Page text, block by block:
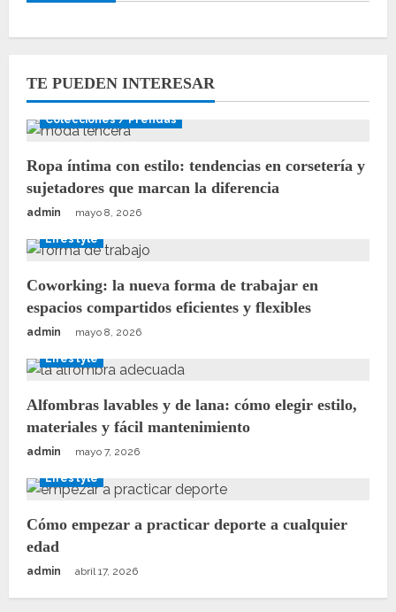
TE PUEDEN INTERESAR
Colecciones / Prendas
Ropa íntima con estilo: tendencias en corsetería y
sujetadores que marcan la diferencia
admin mayo 8, 2026
Lifestyle
Coworking: la nueva forma de trabajar en
espacios compartidos eficientes y flexibles
admin mayo 8, 2026
Lifestyle
Alfombras lavables y de lana: cómo elegir estilo,
materiales y fácil mantenimiento
admin mayo 7, 2026
Lifestyle
Cómo empezar a practicar deporte a cualquier
edad
admin abril 17, 2026